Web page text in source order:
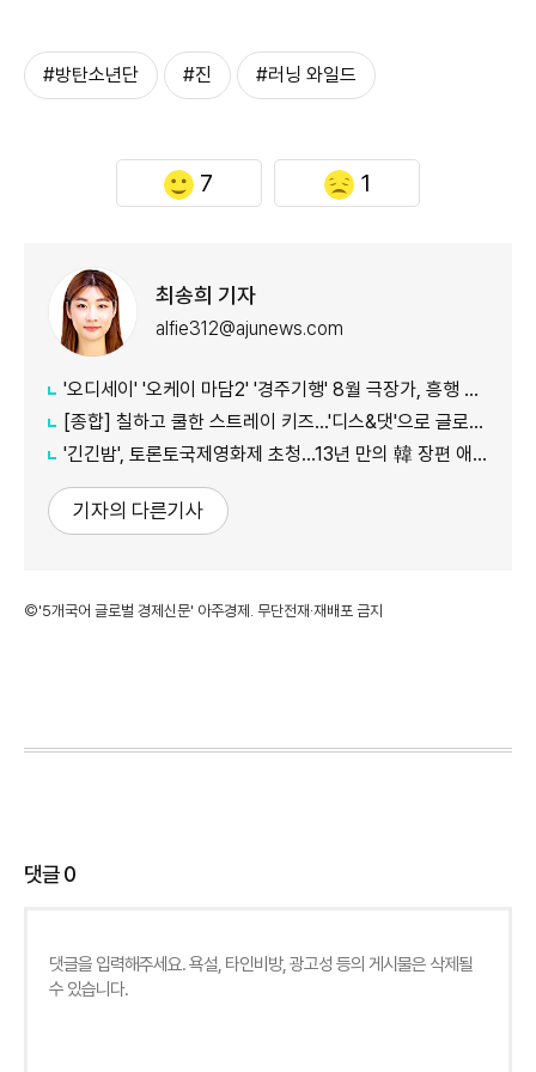
#방탄소년단 #진 #러닝 와일드
7 1
최송희 기자
alfie312@ajunews.com
'오디세이' '오케이 마담2' '경주기행' 8월 극장가, 흥행 바통 이어갈 신작은
[종합] 칠하고 쿨한 스트레이 키즈…'디스&댓'으로 글로벌 질주
'긴긴밤', 토론토국제영화제 초청…13년 만의 韓 장편 애니
기자의 다른기사
©'5개국어 글로벌 경제신문' 아주경제. 무단전재·재배포 금지
댓글0